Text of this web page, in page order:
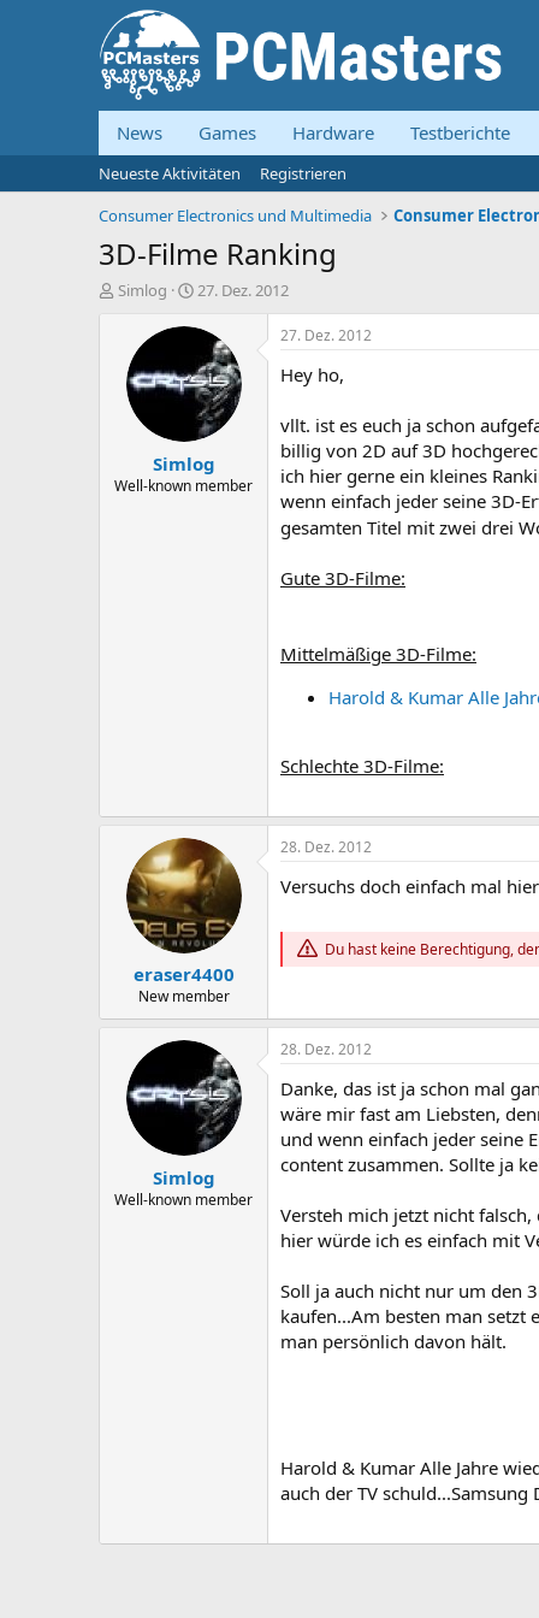
News Games Hardware Testberichte
Neueste Aktivitäten
Registrieren
Consumer Electronics und Multimedia
Consumer
3D-Filme Ranking
E
Simlog
E
s
e
l
l
t
a
m
27. Dez. 2012
Simlog
Well-known member
27. Dez. 2012
Hey ho,
vllt. ist es euch ja schon
billig von 2D auf 3D
ich hier gerne ein kleines
wenn einfach jeder seine 3D-
gesamten Titel mit zwei drei
Gute 3D-Filme:
Mittelmäßige 3D-Filme:
Harold & Kumar Alle
Schlechte 3D-Filme:
eraser4400
New member
28. Dez. 2012
Versuchs doch einfach mal
Du hast keine Berechtigung,
Simlog
Well-known member
28. Dez. 2012
Danke, das ist ja schon mal
wäre mir fast am Liebsten,
und wenn einfach jeder seine
content zusammen. Sollte ja
Versteh mich jetzt nicht
hier würde ich es einfach mit
Soll ja auch nicht nur um den
kaufen...Am besten man setzt
man persönlich davon hält.
Harold & Kumar Alle Jahre
auch der TV schuld...Samsung